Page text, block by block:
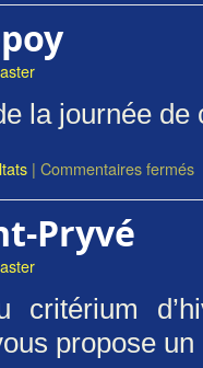
la journée
| Commentaires fermés
Pryvé
critérium
propose